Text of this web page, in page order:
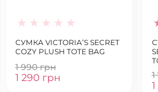
СУМКА VICTORIA’S SECRET
COZY PLUSH TOTE BAG
1 990 грн
1 290 грн